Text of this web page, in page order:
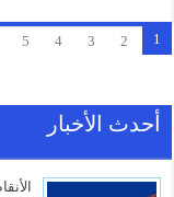
1
2
3
4
5
أحدث الأخبار